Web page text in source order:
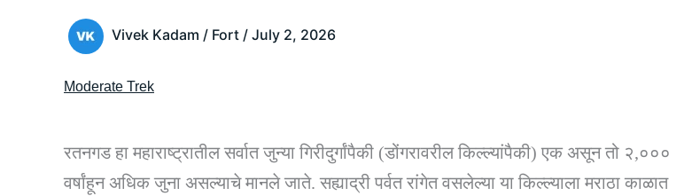
Vivek Kadam / Fort / July 2, 2026
Moderate Trek
रतनगड हा महाराष्ट्रातील सर्वात जुन्या गिरीदुर्गांपैकी (डोंगरावरील किल्ल्यांपैकी) एक असून तो २,०००
वर्षांहून अधिक जुना असल्याचे मानले जाते. सह्याद्री पर्वत रांगेत वसलेल्या या किल्ल्याला मराठा काळात